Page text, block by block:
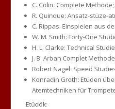
C. Colin: Complete Methode;
R. Quinque: Ansatz-stüze-
C. Rippas: Einspielen aus
W. M. Smith: Forty-One
H. L. Clarke: Technical
J. B. Arban Complet
Robert Nagel: Speed
Konradin Groth: Etüden
Atemtechniken für
Etűdök: